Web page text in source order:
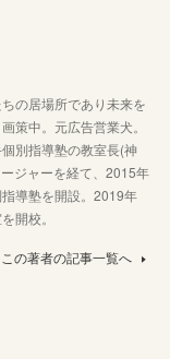
の居場所であり未来を
策中。元広告営業犬。
別指導塾の教室長(神
ジャーを経て、2015年
導塾を開設。2019年
開校。
この著者の記事一覧へ